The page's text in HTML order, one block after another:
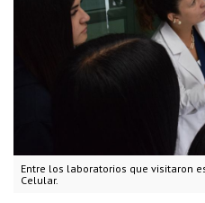
Entre los laboratorios que visitaron
Celular.